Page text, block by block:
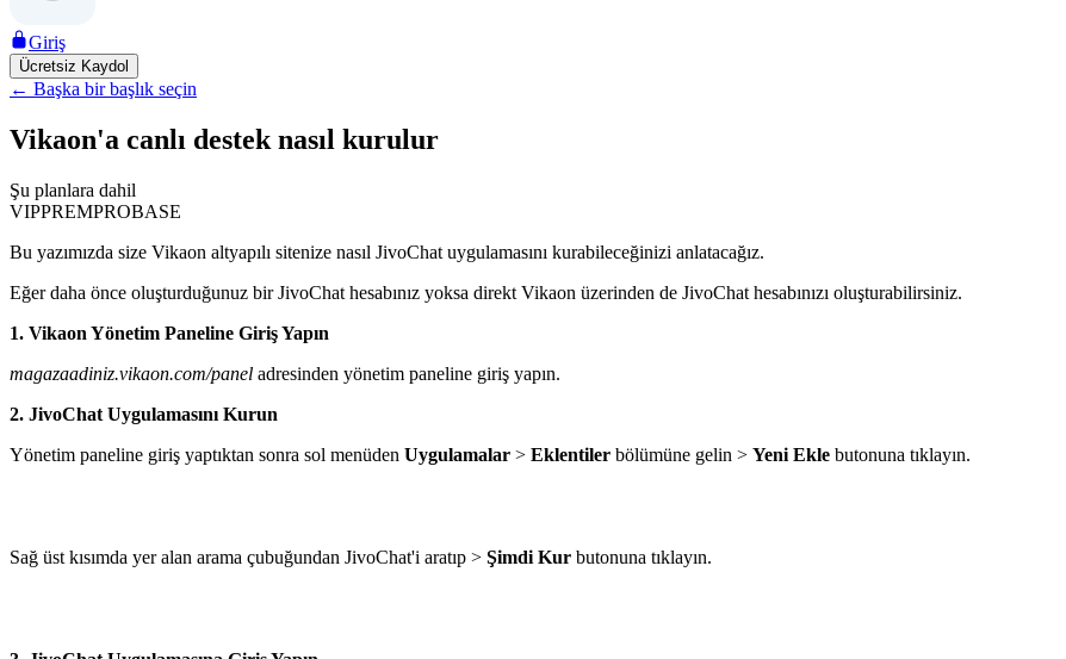
Giriş
Ücretsiz Kaydol
← Başka bir başlık seçin
Vikaon'a canlı destek nasıl kurulur
Şu planlara dahil
VIPPREMPROBASE
Bu yazımızda size Vikaon altyapılı sitenize nasıl JivoChat uygulamasını kurabileceğinizi anlatacağız.
Eğer daha önce oluşturduğunuz bir JivoChat hesabınız yoksa direkt Vikaon üzerinden de JivoChat hesabınızı oluşturabilirsiniz.
1. Vikaon Yönetim Paneline Giriş Yapın
magazaadiniz.vikaon.com/panel adresinden yönetim paneline giriş yapın.
2. JivoChat Uygulamasını Kurun
Yönetim paneline giriş yaptıktan sonra sol menüden Uygulamalar > Eklentiler bölümüne gelin > Yeni Ekle butonuna tıklayın.
Sağ üst kısımda yer alan arama çubuğundan JivoChat'i aratıp > Şimdi Kur butonuna tıklayın.